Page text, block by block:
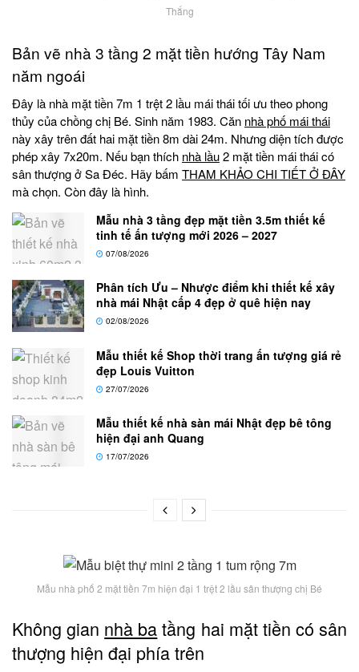
Thắng
Bản vẽ nhà 3 tầng 2 mặt tiền hướng Tây Nam
năm ngoái
Đây là nhà mặt tiền 7m 1 trệt 2 lầu mái thái tối ưu theo phong
thủy của chồng chị Bé. Sinh năm 1983. Căn nhà phố mái thái
này xây trên đất hai mặt tiền 8m dài 24m. Nhưng diện tích được
phép xây 7x20m. Nếu bạn thích nhà lầu2 mặt tiền mái thái có
sân thượng ở Sa Đéc. Hãy bấm THAM KHẢO CHI TIẾT Ở ĐÂY
mà chọn. Còn đây là hình.
Mẫu nhà 3 tầng đẹp mặt tiền 3.5m thiết kế
tinh tế ấn tượng mới 2026 – 2027
07/08/2026
Phân tích Ưu – Nhược điểm khi thiết kế xây
nhà mái Nhật cấp 4 đẹp ở quê hiện nay
02/08/2026
Mẫu thiết kế Shop thời trang ấn tượng giá rẻ
đẹp Louis Vuitton
27/07/2026
Mẫu thiết kế nhà sàn mái Nhật đẹp bê tông
hiện đại anh Quang
17/07/2026
Mẫu nhà phố 2 mặt tiền 7m hiện đại 1 trệt 2 lầu sân thượng chị Bé
Không gian nhà batầng hai mặt tiền có sân
thượng hiện đại phía trên